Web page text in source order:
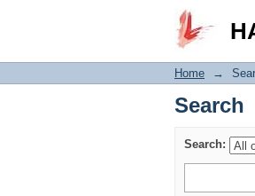
Search
Home →
Search
Search: